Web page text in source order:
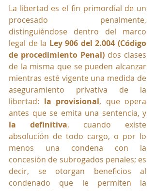
La libertad es el fin primordial de un
procesado penalmente,
distinguiéndose dentro del marco
legal de la Ley 906 del 2.004 (Código
de procedimiento Penal) dos clases
de la misma que se pueden alcanzar
mientras esté vigente una medida de
aseguramiento privativa de la
libertad: la provisional, que opera
la definitiva, cuando existe
absolución de todo cargo, o por lo
menos una condena con la
concesión de subrogados penales; es
decir, se otorgan beneficios al
condenado que le permiten la